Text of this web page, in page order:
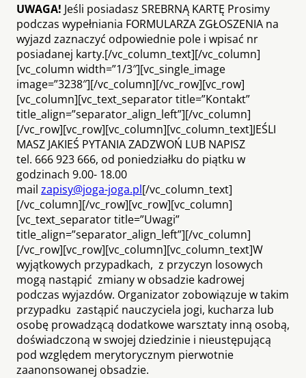
UWAGA! Jeśli posiadasz SREBRNĄ KARTĘ Prosimy
podczas wypełniania FORMULARZA ZGŁOSZENIA na
wyjazd zaznaczyć odpowiednie pole i wpisać nr
posiadanej karty.[/vc_column_text][/vc_column]
[vc_column width=”1/3″][vc_single_image
image=”3238″][/vc_column][/vc_row][vc_row]
[vc_column][vc_text_separator title=”Kontakt”
title_align=”separator_align_left”][/vc_column]
[/vc_row][vc_row][vc_column][vc_column_text]JEŚLI
MASZ JAKIEŚ PYTANIA ZADZWOŃ LUB NAPISZ
tel. 666 923 666, od poniedziałku do piątku w
godzinach 9.00- 18.00
mail zapisy@joga-joga.pl[/vc_column_text]
[/vc_column][/vc_row][vc_row][vc_column]
[vc_text_separator title=”Uwagi”
title_align=”separator_align_left”][/vc_column]
[/vc_row][vc_row][vc_column][vc_column_text]W
wyjątkowych przypadkach, z przyczyn losowych
mogą nastąpić zmiany w obsadzie kadrowej
podczas wyjazdów. Organizator zobowiązuje w takim
przypadku zastąpić nauczyciela jogi, kucharza lub
osobę prowadzącą dodatkowe warsztaty inną osobą,
doświadczoną w swojej dziedzinie i nieustępującą
pod względem merytorycznym pierwotnie
zaanonsowanej obsadzie.